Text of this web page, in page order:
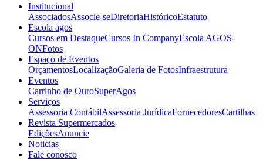
Institucional
AssociadosAssocie-seDiretoriaHistóricoEstatuto
Escola agos
Cursos em DestaqueCursos In CompanyEscola AGOS-
ONFotos
Espaço de Eventos
OrçamentosLocalizaçãoGaleria de FotosInfraestrutura
Eventos
Carrinho de OuroSuperAgos
Serviços
Assessoria ContábilAssessoria JurídicaFornecedoresCartilhas
Revista Supermercados
EdiçõesAnuncie
Noticias
Fale conosco